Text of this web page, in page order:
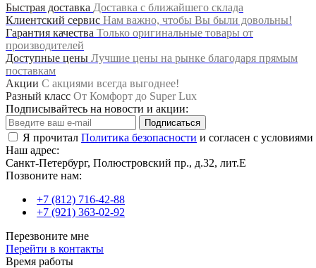
Быстрая доставка Доставка с ближайшего склада
Клиентский сервис Нам важно, чтобы Вы были довольны!
Гарантия качества Только оригинальные товары от
производителей
Доступные цены Лучшие цены на рынке благодаря прямым
поставкам
Акции С акциями всегда выгоднее!
Разный класс От Комфорт до Super Lux
Подписывайтесь на новости и акции:
Подписаться
Я прочитал Политика безопасности и согласен с условиями
Наш адрес:
Санкт-Петербург, Полюстровский пр., д.32, лит.Е
Позвоните нам:
+7 (812) 716-42-88
+7 (921) 363-02-92
Перезвоните мне
Перейти в контакты
Время работы